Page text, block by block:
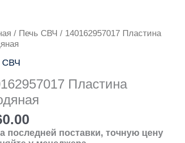
/ Печь СВЧ / 140162957017 Пластина
СВЧ
Пластина
последней поставки, точную цену